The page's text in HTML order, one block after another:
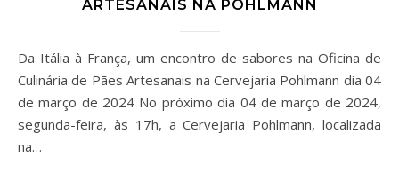
ARTESANAIS NA POHLMANN
Da Itália à França, um encontro de sabores na Oficina de
Culinária de Pães Artesanais na Cervejaria Pohlmann dia 04
de março de 2024 No próximo dia 04 de março de 2024,
segunda-feira, às 17h, a Cervejaria Pohlmann, localizada
na…